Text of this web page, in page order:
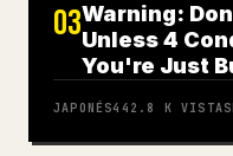
03Warning:
Unless 4
You're Just
JAPONÉS442.8 K VISTAS